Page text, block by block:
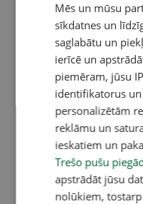
Mēs un mūsu
sīkdatnes un
saglabātu un
ierīcē un
piemēram, jūsu
identifikatorus
personalizētām
reklāmu un
ieskatiem un
Trešo pušu
apstrādāt jūsu
nolūkiem,